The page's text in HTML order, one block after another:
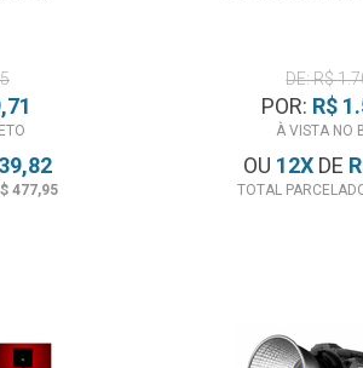
477,95
DE: R$
POR: R$
À VISTA NO
OU 12X DE
TOTAL